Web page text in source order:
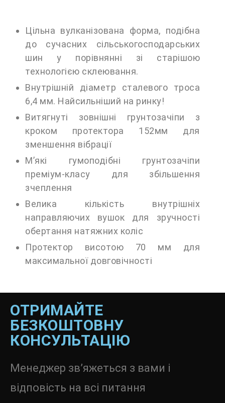
Цільна вулканізована форма, подібна
до сучасних сільськогосподарських
шин у порівнянні зі старішою
технологією склеювання.
Внутрішній діаметр сталевого троса
6,4 мм. Найсильніший на ринку!
Витягнуті зовнішні грунтозачіпи з
кроком протектора 152мм для
зменшення вібрації
М’які гумоподібні грунтозачіпи
преміум-класу для збільшення
зчеплення
Велика кількість внутрішніх
направляючих вушок для зручності
обертання натяжних коліс
Протектор висотою 70 мм для
максимальної довговічності
ОТРИМАЙТЕ
БЕЗКОШТОВНУ
КОНСУЛЬТАЦІЮ
Менеджер зв’яжеться з вами і
відповість на всі питання